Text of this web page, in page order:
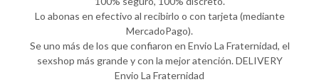
Lo abonas en efectivo al recibirlo o con tarjeta (mediante
MercadoPago).
Se uno más de los que confiaron en Envio La Fraternidad, el
sexshop más grande y con la mejor atención. DELIVERY
Envio La Fraternidad